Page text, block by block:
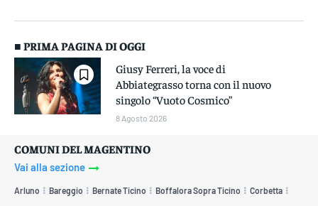
■ PRIMA PAGINA DI OGGI
Giusy Ferreri, la voce di
Abbiategrasso torna con il nuovo
singolo “Vuoto Cosmico”
8 Agosto 2026
COMUNI DEL MAGENTINO
Vai alla sezione
Arluno Bareggio Bernate Ticino Boffalora Sopra Ticino Corbetta